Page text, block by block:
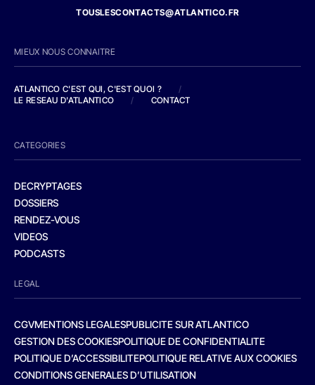
TOUSLESCONTACTS@ATLANTICO.FR
MIEUX NOUS CONNAITRE
ATLANTICO C'EST QUI, C'EST QUOI ?
/
LE RESEAU D'ATLANTICO
/ CONTACT
CATEGORIES
DECRYPTAGES
DOSSIERS
RENDEZ-VOUS
VIDEOS
PODCASTS
LEGAL
CGVMENTIONS LEGALESPUBLICITE SUR ATLANTICO
GESTION DES COOKIESPOLITIQUE DE CONFIDENTIALITE
POLITIQUE D’ACCESSIBILITEPOLITIQUE RELATIVE AUX COOKIES
CONDITIONS GENERALES D’UTILISATION